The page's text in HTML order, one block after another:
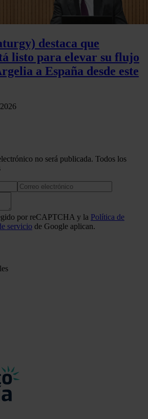
destaca que
listo para elevar su flujo
a España desde este
no será publicada. Todos los
por reCAPTCHA y la Política de
servicio de Google aplican.